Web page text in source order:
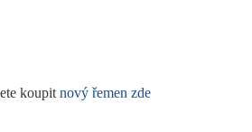
koupit nový řemen zde